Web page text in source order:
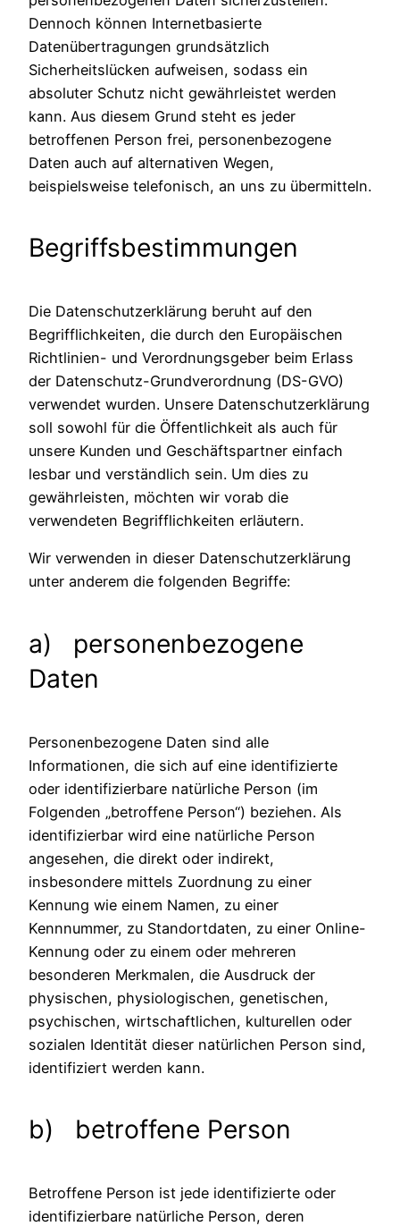
Dennoch können Internetbasierte
Datenübertragungen grundsätzlich
Sicherheitslücken aufweisen, sodass ein
absoluter Schutz nicht gewährleistet werden
kann. Aus diesem Grund steht es jeder
betroffenen Person frei, personenbezogene
Daten auch auf alternativen Wegen,
beispielsweise telefonisch, an uns zu übermitteln.
Begriffsbestimmungen
Die Datenschutzerklärung beruht auf den
Begrifflichkeiten, die durch den Europäischen
Richtlinien- und Verordnungsgeber beim Erlass
der Datenschutz-Grundverordnung (DS-GVO)
verwendet wurden. Unsere Datenschutzerklärung
soll sowohl für die Öffentlichkeit als auch für
unsere Kunden und Geschäftspartner einfach
lesbar und verständlich sein. Um dies zu
gewährleisten, möchten wir vorab die
verwendeten Begrifflichkeiten erläutern.
Wir verwenden in dieser Datenschutzerklärung
unter anderem die folgenden Begriffe:
a) personenbezogene
Daten
Personenbezogene Daten sind alle
Informationen, die sich auf eine identifizierte
oder identifizierbare natürliche Person (im
Folgenden „betroffene Person“) beziehen. Als
identifizierbar wird eine natürliche Person
angesehen, die direkt oder indirekt,
insbesondere mittels Zuordnung zu einer
Kennung wie einem Namen, zu einer
Kennnummer, zu Standortdaten, zu einer Online-
Kennung oder zu einem oder mehreren
besonderen Merkmalen, die Ausdruck der
physischen, physiologischen, genetischen,
psychischen, wirtschaftlichen, kulturellen oder
sozialen Identität dieser natürlichen Person sind,
identifiziert werden kann.
b) betroffene Person
Betroffene Person ist jede identifizierte oder
identifizierbare natürliche Person, deren